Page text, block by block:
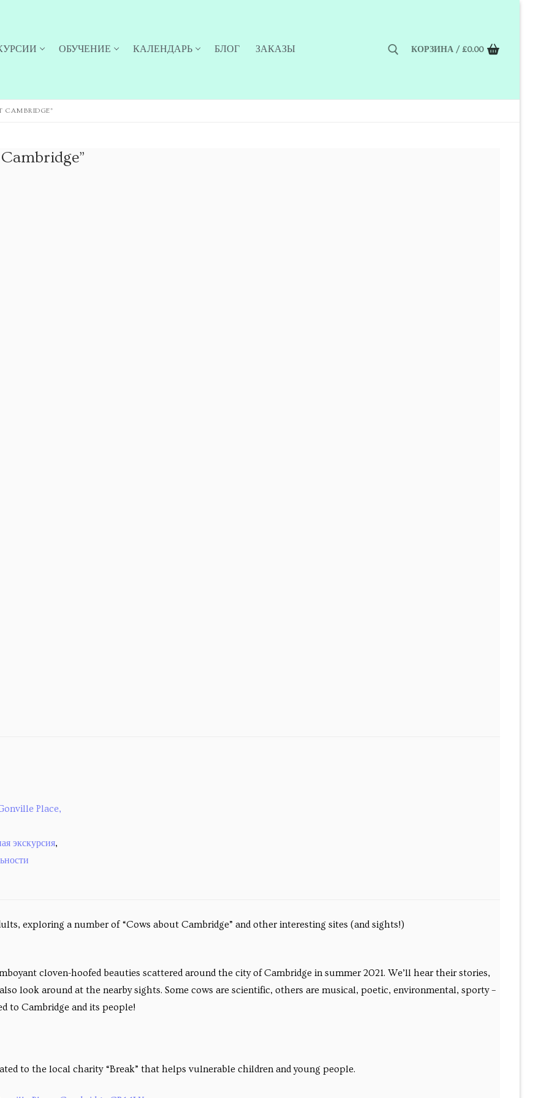
ОБУЧЕНИЕ КАЛЕНДАРЬ БЛОГ ЗАКАЗЫ КОРЗИНА / £0.00
CAMBRIDGE”
Place,
экскурсия,
exploring a number of “Cows about Cambridge” and other interesting sites (and sights!)
cloven-hoofed beauties scattered around the city of Cambridge in summer 2021. We’ll hear their stories,
look around at the nearby sights. Some cows are scientific, others are musical, poetic, environmental, sporty –
to Cambridge and its people!
to the local charity “Break” that helps vulnerable children and young people.